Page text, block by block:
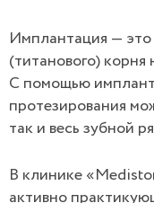
Имплантация — это
(титанового) корня
С помощью
протезирования
так и весь зубной
В клинике
активно